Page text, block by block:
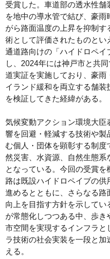
受賞した。車道部の透水性舗
を地中の導水管で結び、豪雨
がら路面温度の上昇を抑制す
術として評価されたものとい
通道路向けの「ハイドロペイ
し、2024年には神戸市と共
道実証を実施しており、豪雨
イランド緩和を両立する舗装
を検証してきた経緯がある。
気候変動アクション環境大臣
響を回避・軽減する技術や製
む個人・団体を顕彰する制度
然災害、水資源、自然生態系
となっている。今回の受賞を
路は既設ハイドロペイブの供
進めるとともに、さらなる路
向上を目指す方針を示してい
が常態化しつつある中、歩き
市空間を実現するインフラと
ラ技術の社会実装を一段と加
える。